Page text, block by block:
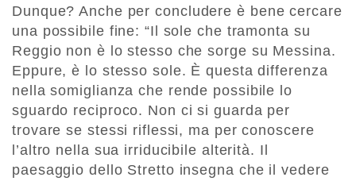
Dunque? Anche per concludere è bene cercare
una possibile fine: “Il sole che tramonta su
Reggio non è lo stesso che sorge su Messina.
Eppure, è lo stesso sole. È questa differenza
nella somiglianza che rende possibile lo
sguardo reciproco. Non ci si guarda per
trovare se stessi riflessi, ma per conoscere
l’altro nella sua irriducibile alterità. Il
paesaggio dello Stretto insegna che il vedere